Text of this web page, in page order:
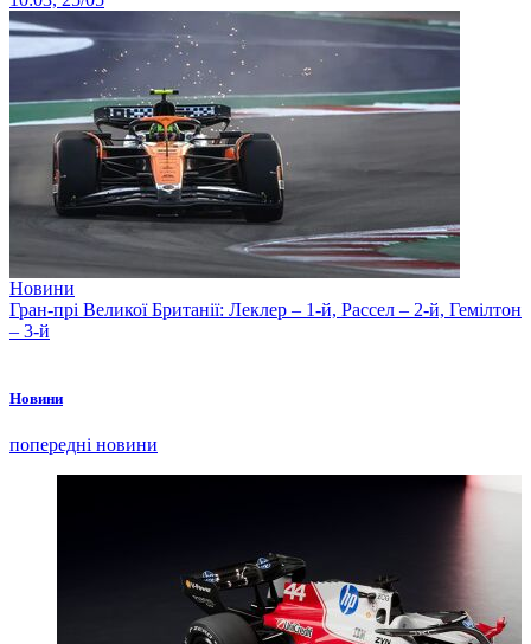
Новини
Гран-прі Великої Британії: Леклер – 1-й, Рассел – 2-й, Гемілтон
– 3-й
Новини
попередні новини